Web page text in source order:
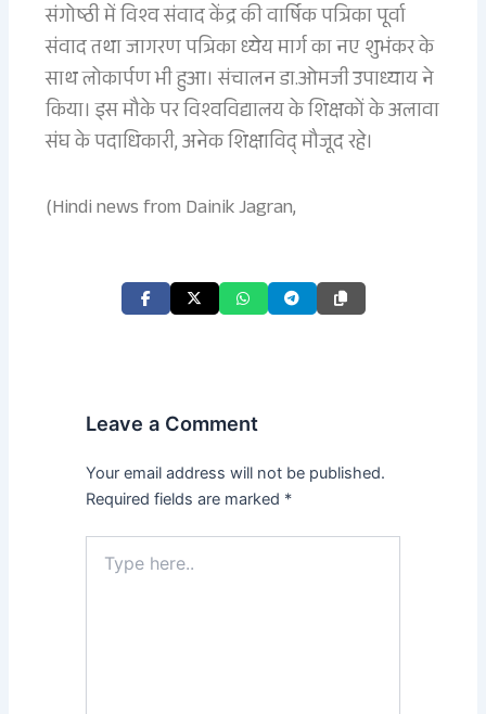
संगोष्ठी में विश्व संवाद केंद्र की वार्षिक पत्रिका पूर्वा
संवाद तथा जागरण पत्रिका ध्येय मार्ग का नए शुभंकर के
साथ लोकार्पण भी हुआ। संचालन डा.ओमजी उपाध्याय ने
किया। इस मौके पर विश्वविद्यालय के शिक्षकों के अलावा
संघ के पदाधिकारी, अनेक शिक्षाविद् मौजूद रहे।
(Hindi news from Dainik Jagran,
Leave a Comment
Your email address will not be published.
Required fields are marked *
here..